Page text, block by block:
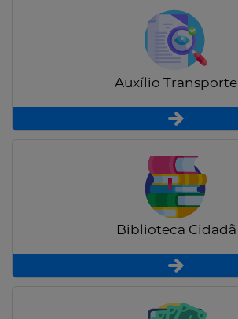
Auxílio Transporte
Biblioteca Cidadã